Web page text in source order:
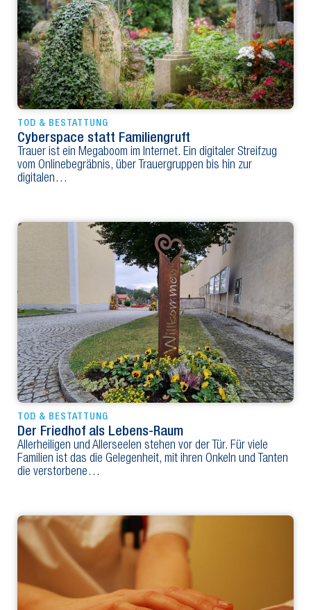
TOD & BESTATTUNG
Cyberspace statt Familiengruft
Trauer ist ein Megaboom im Internet. Ein digitaler Streifzug
vom Onlinebegräbnis, über Trauergruppen bis hin zur
digitalen…
TOD & BESTATTUNG
Der Friedhof als Lebens-Raum
Allerheiligen und Allerseelen stehen vor der Tür. Für viele
Familien ist das die Gelegenheit, mit ihren Onkeln und Tanten
die verstorbene…